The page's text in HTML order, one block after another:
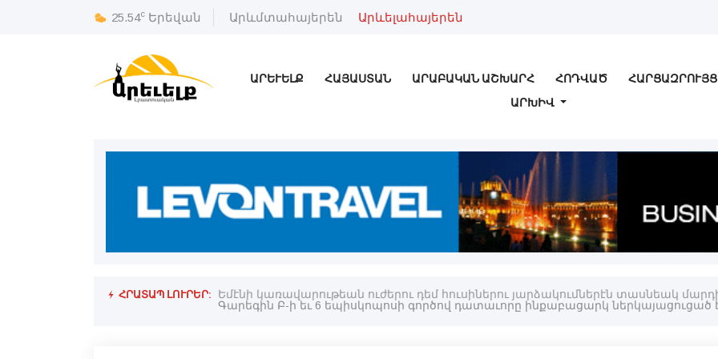
25.54c Երեվան Արևմտահայերեն Արևելահայերեն
ԱՐԵՒԵԼՔ ՀԱՅԱՍՏԱՆ ԱՐԱԲԱԿԱՆ ԱՇԽԱՐՀ ՀՈԴՎԱԾ ՀԱՐՑԱԶՐՈՒՅՑ
ԱՐԽԻՎ
ՀՐԱՏԱՊ ԼՈՒՐԵՐ: Եմէնի կառավարութեան ուժերու դեմ հուսիներու յարձակումներէն տասնեակ